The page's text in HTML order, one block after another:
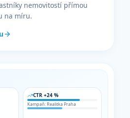
nemovitostí přímou
na míru.
CTR +24 %
Kampaň: Realitka Praha